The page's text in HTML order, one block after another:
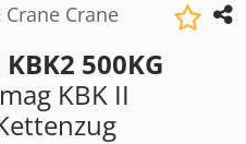
Crane
500KG
KBK II